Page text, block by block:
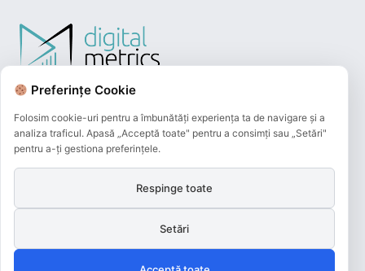
Plățile online efectuate pe acest site
și beneficiază de 3D-Secure.
Preferințe Cookie
Folosim cookie-uri pentru a îmbunătăți experiența ta de navigare și a
analiza traficul. Apasă „Acceptă toate" pentru a consimți sau „Setări"
pentru a-ți gestiona preferințele.
Respinge toate
Setări